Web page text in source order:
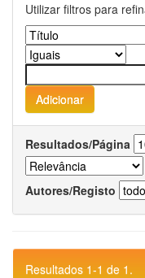
Utilizar filtros para
Resultados/Página
Autores/Registo
Resultados 1-1 de 1.